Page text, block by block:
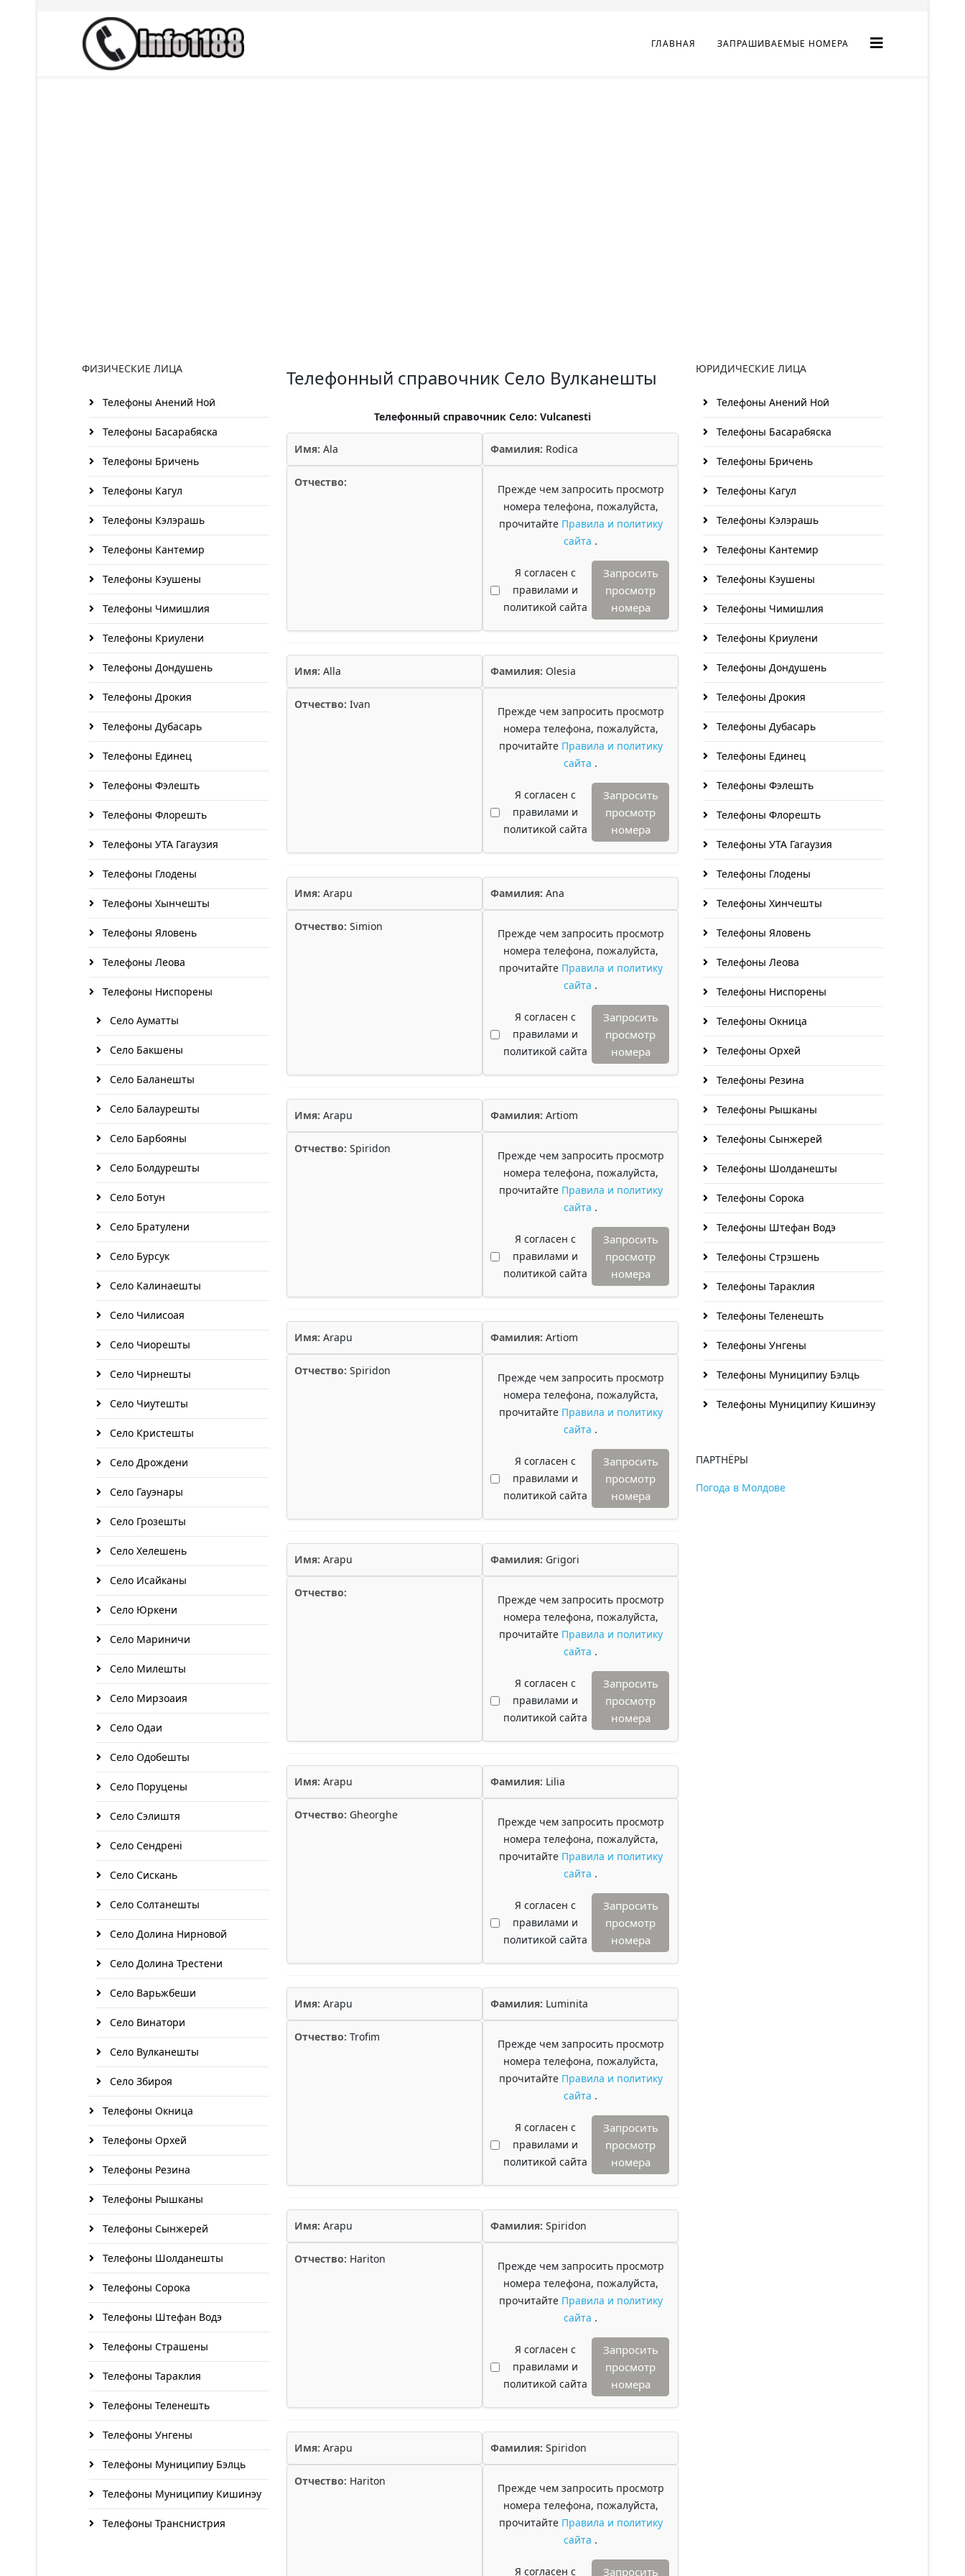
ГЛАВНАЯ ЗАПРАШИВАЕМЫЕ НОМЕРА
ФИЗИЧЕСКИЕ ЛИЦА
Телефоны Анений Ноӣ
Телефоны Басарабяска
Телефоны Бричень
Телефоны Кагул
Телефоны Кэлэрашь
Телефоны Кантемир
Телефоны Кэушены
Телефоны Чимишлия
Телефоны Криулени
Телефоны Дондушень
Телефоны Дрокия
Телефоны Дубасарь
Телефоны Единец
Телефоны Фэлешть
Телефоны Флорешть
Телефоны УТА Гагаузия
Телефоны Глодены
Телефоны Хынчешты
Телефоны Яловень
Телефоны Леова
Телефоны Ниспорены
Село Ауматты
Село Бакшены
Село Баланешты
Село Балаурешты
Село Барбояны
Село Болдурешты
Село Ботун
Село Братулени
Село Бурсук
Село Калинаешты
Село Чилисоая
Село Чиорешты
Село Чирнешты
Село Чиутешты
Село Кристешты
Село Дрождени
Село Гауэнары
Село Грозешты
Село Хелешень
Село Исайканы
Село Юркени
Село Мариничи
Село Милешты
Село Мирзоаия
Село Одаи
Село Одобешты
Село Поруцены
Село Сэлиштя
Село Сендренi
Село Сискань
Село Солтанешты
Село Долина Нирновой
Село Долина Трестени
Село Варьжбеши
Село Винатори
Село Вулканешты
Село Збироя
Телефоны Окница
Телефоны Орхей
Телефоны Резина
Телефоны Рышканы
Телефоны Сынжерей
Телефоны Шолданешты
Телефоны Сорока
Телефоны Штефан Водэ
Телефоны Страшены
Телефоны Тараклия
Телефоны Теленешть
Телефоны Унгены
Телефоны Муниципиу Бэлць
Телефоны Муниципиу Кишинэу
Телефоны Транснистрия
Телефонный справочник Село Вулканешты
Телефонный справочник Село: Vulcanesti
Имя: Ala Фамилия: Rodica
Отчество:
Прежде чем запросить просмотр
номера телефона, пожалуйста,
прочитайте Правила и политику
сайта .
Я согласен с
правилами и
политикой сайта
Запросить
просмотр
номера
Имя: Alla Фамилия: Olesia
Отчество: Ivan
Прежде чем запросить просмотр
номера телефона, пожалуйста,
прочитайте Правила и политику
сайта .
Я согласен с
правилами и
политикой сайта
Запросить
просмотр
номера
Имя: Arapu Фамилия: Ana
Отчество: Simion
Прежде чем запросить просмотр
номера телефона, пожалуйста,
прочитайте Правила и политику
сайта .
Я согласен с
правилами и
политикой сайта
Запросить
просмотр
номера
Имя: Arapu Фамилия: Artiom
Отчество: Spiridon
Прежде чем запросить просмотр
номера телефона, пожалуйста,
прочитайте Правила и политику
сайта .
Я согласен с
правилами и
политикой сайта
Запросить
просмотр
номера
Имя: Arapu Фамилия: Artiom
Отчество: Spiridon
Прежде чем запросить просмотр
номера телефона, пожалуйста,
прочитайте Правила и политику
сайта .
Я согласен с
правилами и
политикой сайта
Запросить
просмотр
номера
Имя: Arapu Фамилия: Grigori
Отчество:
Прежде чем запросить просмотр
номера телефона, пожалуйста,
прочитайте Правила и политику
сайта .
Я согласен с
правилами и
политикой сайта
Запросить
просмотр
номера
Имя: Arapu Фамилия: Lilia
Отчество: Gheorghe
Прежде чем запросить просмотр
номера телефона, пожалуйста,
прочитайте Правила и политику
сайта .
Я согласен с
правилами и
политикой сайта
Запросить
просмотр
номера
Имя: Arapu Фамилия: Luminita
Отчество: Trofim
Прежде чем запросить просмотр
номера телефона, пожалуйста,
прочитайте Правила и политику
сайта .
Я согласен с
правилами и
политикой сайта
Запросить
просмотр
номера
Имя: Arapu Фамилия: Spiridon
Отчество: Hariton
Прежде чем запросить просмотр
номера телефона, пожалуйста,
прочитайте Правила и политику
сайта .
Я согласен с
правилами и
политикой сайта
Запросить
просмотр
номера
Имя: Arapu Фамилия: Spiridon
Отчество: Hariton
Прежде чем запросить просмотр
номера телефона, пожалуйста,
прочитайте Правила и политику
сайта .
Я согласен с Запросить
ЮРИДИЧЕСКИЕ ЛИЦА
Телефоны Анений Ноӣ
Телефоны Басарабяска
Телефоны Бричень
Телефоны Кагул
Телефоны Кэлэрашь
Телефоны Кантемир
Телефоны Кэушены
Телефоны Чимишлия
Телефоны Криулени
Телефоны Дондушень
Телефоны Дрокия
Телефоны Дубасарь
Телефоны Единец
Телефоны Фэлешть
Телефоны Флорешть
Телефоны УТА Гагаузия
Телефоны Глодены
Телефоны Хинчешты
Телефоны Яловень
Телефоны Леова
Телефоны Ниспорены
Телефоны Окница
Телефоны Орхей
Телефоны Резина
Телефоны Рышканы
Телефоны Сынжерей
Телефоны Шолданешты
Телефоны Сорока
Телефоны Штефан Водэ
Телефоны Стрэшень
Телефоны Тараклия
Телефоны Теленешть
Телефоны Унгены
Телефоны Муниципиу Бэлць
Телефоны Муниципиу Кишинэу
ПАРТНЁРЫ
Погода в Молдове